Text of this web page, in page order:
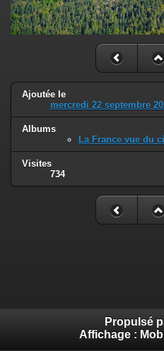
Ajoutée le
mercredi 22 septembre
Albums
La France vue du
Visites
734
Propulsé
Affichage :